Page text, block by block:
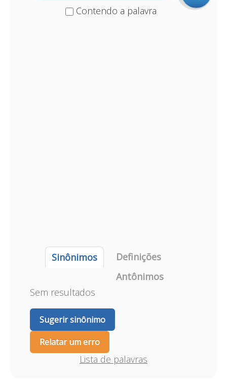
Contendo a palavra
Sinônimos
Definições
Antônimos
Sem resultados
Sugerir sinônimo
Relatar um erro
Lista de palavras